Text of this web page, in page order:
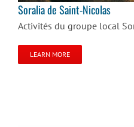
Soralia de Saint-Nicolas
Activités du groupe local
LEARN MORE